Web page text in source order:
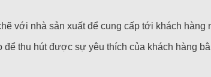
với nhà sản xuất để cung cấp tới khách
thu hút được sự yêu thích của khách hàng